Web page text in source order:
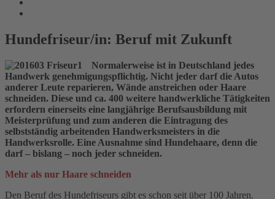
Hundefriseur/in: Beruf mit Zukunft
Normalerweise ist in Deutschland jedes
Handwerk genehmigungspflichtig. Nicht jeder darf die Autos
anderer Leute reparieren, Wände anstreichen oder Haare
schneiden. Diese und ca. 400 weitere handwerkliche Tätigkeiten
erfordern einerseits eine langjährige Berufsausbildung mit
Meisterprüfung und zum anderen die Eintragung des
selbstständig arbeitenden Handwerksmeisters in die
Handwerksrolle. Eine Ausnahme sind Hundehaare, denn die
darf – bislang – noch jeder schneiden.
Mehr als nur Haare schneiden
Den Beruf des Hundefriseurs gibt es schon seit über 100 Jahren.